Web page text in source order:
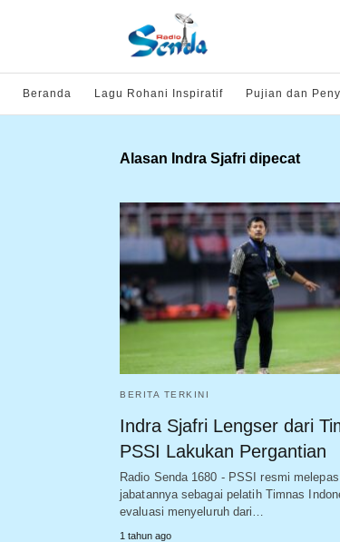
Beranda Lagu Rohani Inspiratif Pujian dan
Alasan Indra Sjafri dipecat
BERITA TERKINI
Indra Sjafri Lengser dari
PSSI Lakukan Pergantian
Radio Senda 1680 - PSSI resmi
jabatannya sebagai pelatih Timnas
evaluasi menyeluruh dari…
1 tahun ago